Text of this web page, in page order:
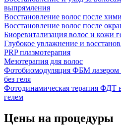
выпрямления
Восстановление волос после
Восстановление волос после
Биоревитализация волос и кожи
Глубокое увлажнение и
PRP плазмотерапия
Мезотерапия для волос
Фотобиомодуляция ФБМ лазером
без геля
Фотодинамическая терапия ФДТ
гелем
Цены на процедуры